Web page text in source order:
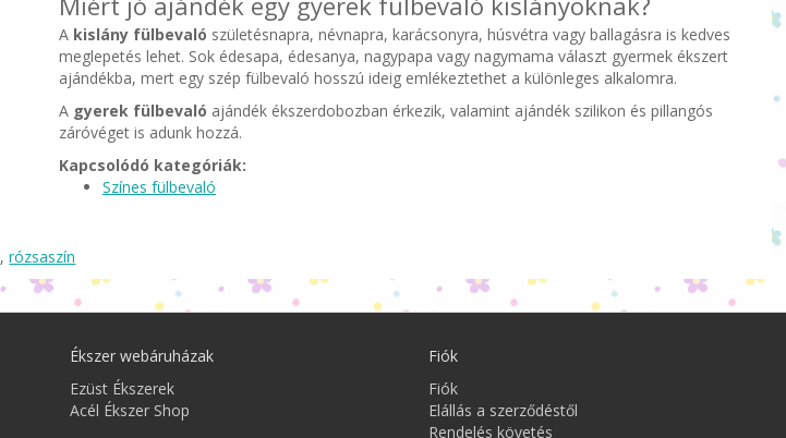
A kislány fülbevaló születésnapra, névnapra, karácsonyra, húsvétra vagy ballagásra is kedves
meglepetés lehet. Sok édesapa, édesanya, nagypapa vagy nagymama választ gyermek ékszert
ajándékba, mert egy szép fülbevaló hosszú ideig emlékeztethet a különleges alkalomra.
A gyerek fülbevaló ajándék ékszerdobozban érkezik, valamint ajándék szilikon és pillangós
záróvéget is adunk hozzá.
Kapcsolódó kategóriák:
Színes fülbevaló
,rózsaszín
Ékszer webáruházak
Ezüst Ékszerek
Acél Ékszer Shop
Fiók
Fiók
Elállás a szerződéstől
Rendelés követés